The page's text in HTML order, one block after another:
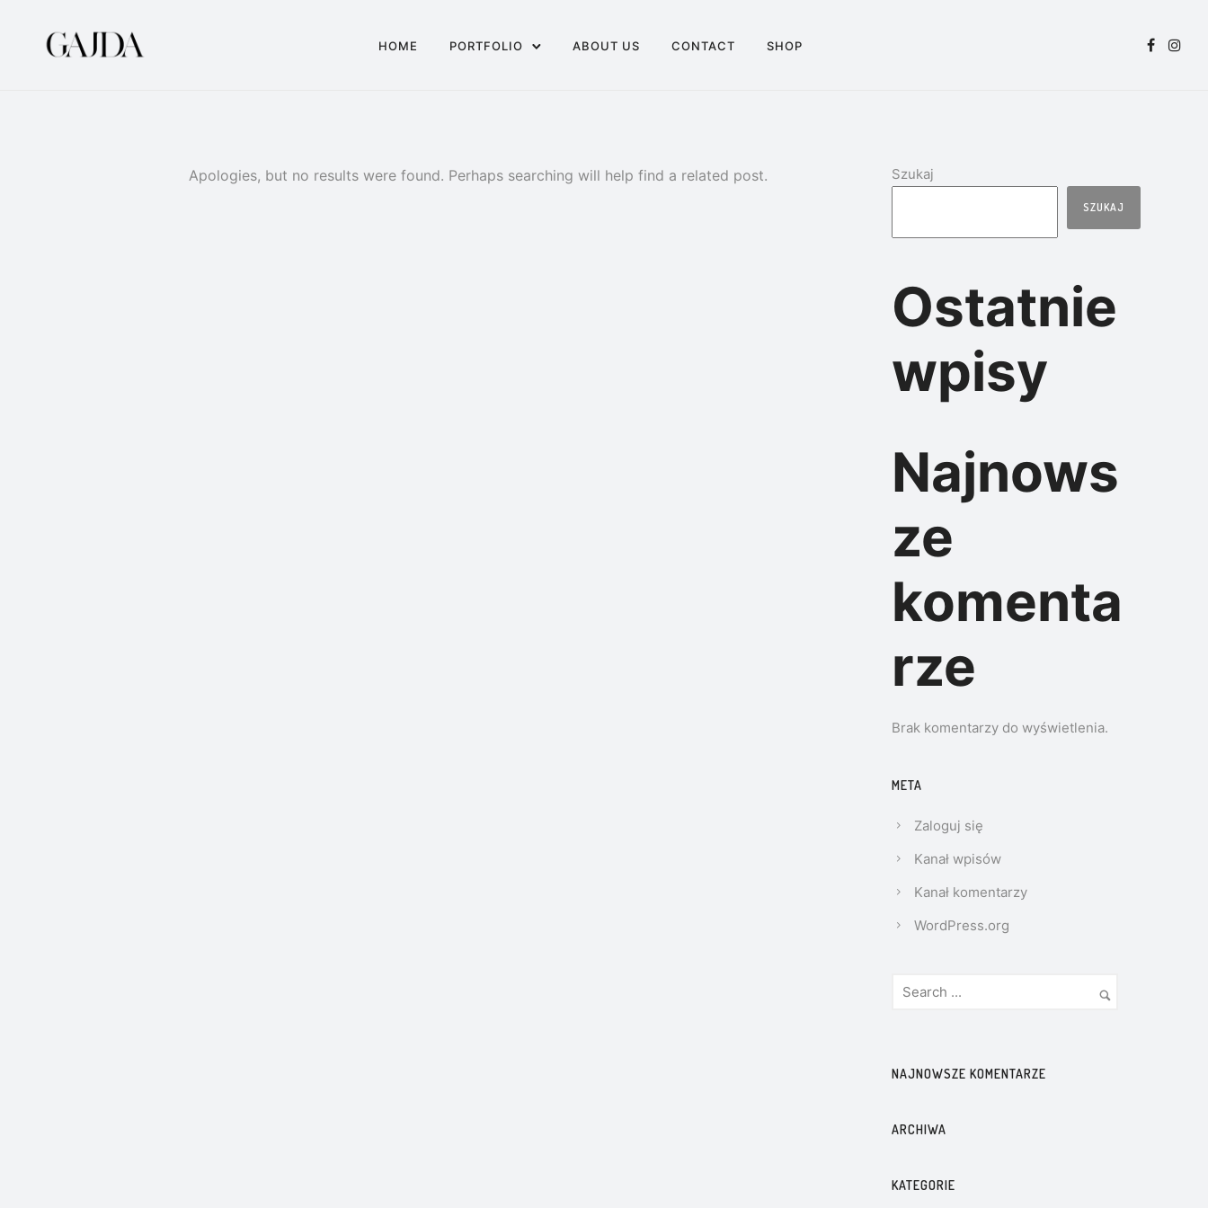
HOME PORTFOLIO ABOUT US CONTACT SHOP
Apologies, but no results were found. Perhaps searching will help find a related post. Szukaj
SZUKAJ
Ostatnie
wpisy
Najnows
ze
komenta
rze
Brak komentarzy do wyświetlenia.
META
Zaloguj się
Kanał wpisów
Kanał komentarzy
WordPress.org
NAJNOWSZE KOMENTARZE
ARCHIWA
KATEGORIE